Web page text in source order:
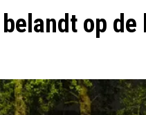
op de